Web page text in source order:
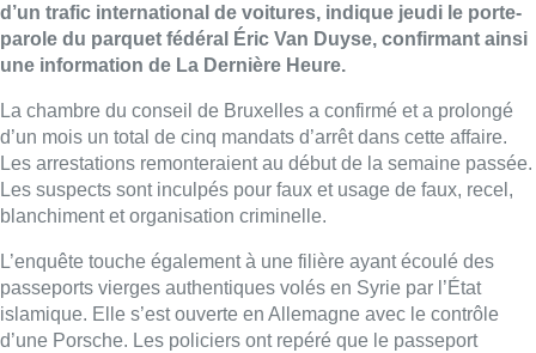
d’un trafic international de voitures, indique jeudi le porte-
parole du parquet fédéral Éric Van Duyse, confirmant ainsi
une information de La Dernière Heure.
La chambre du conseil de Bruxelles a confirmé et a prolongé
d’un mois un total de cinq mandats d’arrêt dans cette affaire.
Les arrestations remonteraient au début de la semaine passée.
Les suspects sont inculpés pour faux et usage de faux, recel,
blanchiment et organisation criminelle.
L’enquête touche également à une filière ayant écoulé des
passeports vierges authentiques volés en Syrie par l’État
islamique. Elle s’est ouverte en Allemagne avec le contrôle
d’une Porsche. Les policiers ont repéré que le passeport